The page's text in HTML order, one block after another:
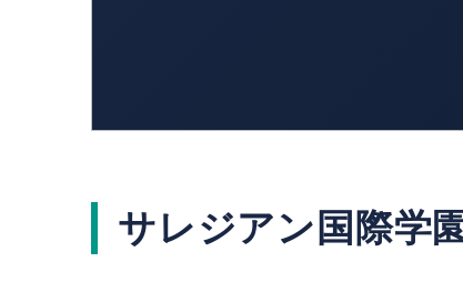
サレジアン国際学